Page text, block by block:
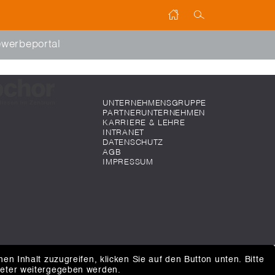
UNTERNEHMENSGRUPPE
PARTNERUNTERNEHMEN
KARRIERE & LEHRE
INTRANET
DATENSCHUTZ
AGB
IMPRESSUM
Inhalt zuzugreifen, klicken Sie auf den Button unten. Bitte
weitergegeben werden.